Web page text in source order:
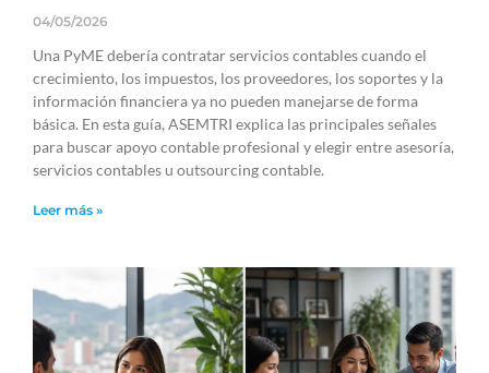
04/05/2026
Una PyME debería contratar servicios contables cuando el
crecimiento, los impuestos, los proveedores, los soportes y la
información financiera ya no pueden manejarse de forma
básica. En esta guía, ASEMTRI explica las principales señales
para buscar apoyo contable profesional y elegir entre asesoría,
servicios contables u outsourcing contable.
Leer más »